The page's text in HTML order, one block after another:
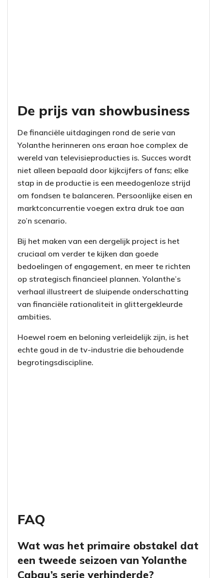
De prijs van showbusiness
De financiële uitdagingen rond de serie van
Yolanthe herinneren ons eraan hoe complex de
wereld van televisieproducties is. Succes wordt
niet alleen bepaald door kijkcijfers of fans; elke
stap in de productie is een meedogenloze strijd
om fondsen te balanceren. Persoonlijke eisen en
marktconcurrentie voegen extra druk toe aan
zo’n scenario.
Bij het maken van een dergelijk project is het
cruciaal om verder te kijken dan goede
bedoelingen of engagement, en meer te richten
op strategisch financieel plannen. Yolanthe’s
verhaal illustreert de sluipende onderschatting
van financiële rationaliteit in glittergekleurde
ambities.
Hoewel roem en beloning verleidelijk zijn, is het
echte goud in de tv-industrie die behoudende
begrotingsdiscipline.
FAQ
Wat was het primaire obstakel dat
een tweede seizoen van Yolanthe
Cabau’s serie verhinderde?